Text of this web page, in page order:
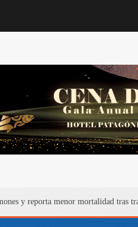
y reporta menor mortalidad tras